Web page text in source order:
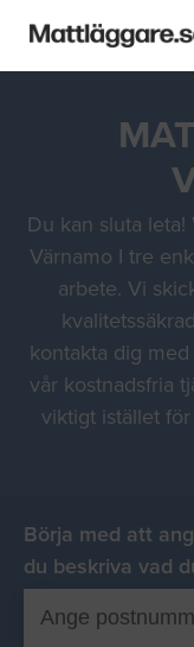
Du kan sluta
Värnamo I tre
arbete. Vi
kontakta dig
vår kostnadsfria
viktigt istället
Börja med att
du beskriva vad